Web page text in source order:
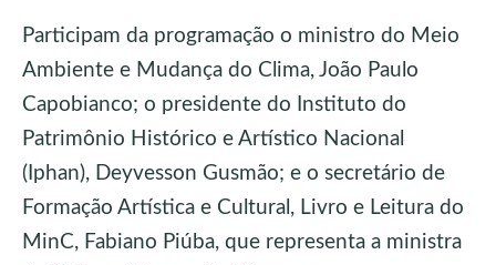
Participam da programação o ministro do Meio
Ambiente e Mudança do Clima, João Paulo
Capobianco; o presidente do Instituto do
Patrimônio Histórico e Artístico Nacional
(Iphan), Deyvesson Gusmão; e o secretário de
Formação Artística e Cultural, Livro e Leitura do
MinC, Fabiano Piúba, que representa a ministra